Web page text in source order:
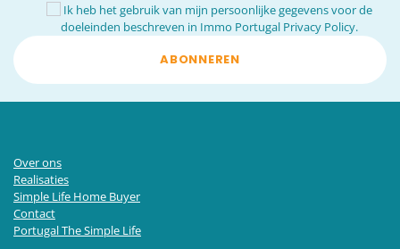
Ik heb het gebruik van mijn persoonlijke gegevens voor de
doeleinden beschreven in Immo Portugal Privacy Policy.
ABONNEREN
Over ons
Realisaties
Simple Life Home Buyer
Contact
Portugal The Simple Life